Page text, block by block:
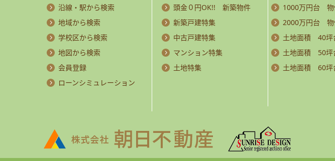
沿線・駅から検索
地域から検索
学校区から検索
地図から検索
会員登録
ローンシミュレーション
頭金０円OK!! 新築物件
新築戸建特集
中古戸建特集
マンション特集
土地特集
1000万円台 物
2000万円台 物
土地面積 40坪
土地面積 50坪
土地面積 60坪